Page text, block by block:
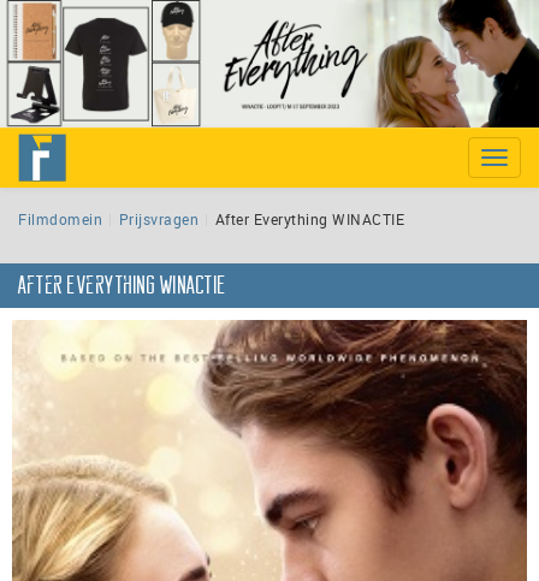
Toggle
Filmdomein Prijsvragen After Everything WINACTIE
After Everything WINACTIE